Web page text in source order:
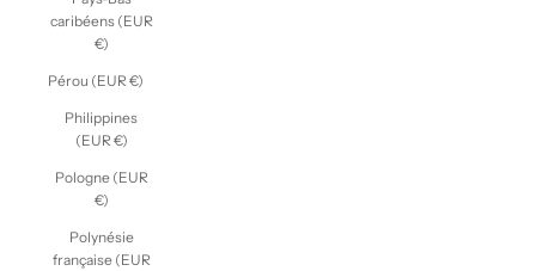
caribéens (EUR
€)
Pérou (EUR €)
Philippines
(EUR €)
Pologne (EUR
€)
Polynésie
française (EUR